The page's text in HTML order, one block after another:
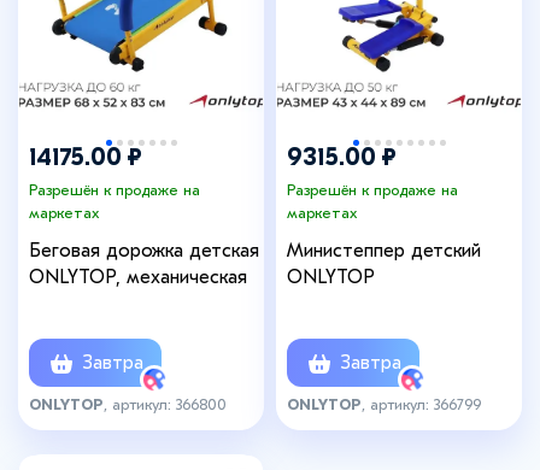
14175.00 ₽
Разрешён к продаже на
маркетах
Беговая дорожка детская
ONLYTOP, механическая
Завтра
ONLYTOP , артикул: 366800
9315.00 ₽
Разрешён к продаже на
маркетах
Министеппер детский
ONLYTOP
Завтра
ONLYTOP , артикул: 366799